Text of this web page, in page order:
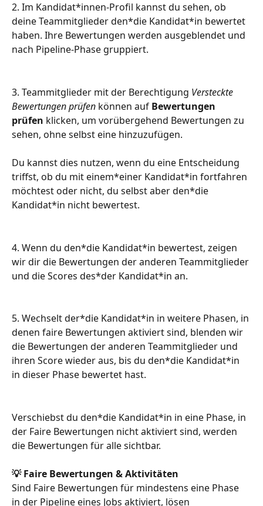
2. Im Kandidat*innen-Profil kannst du sehen, ob
deine Teammitglieder den*die Kandidat*in bewertet
haben. Ihre Bewertungen werden ausgeblendet und
nach Pipeline-Phase gruppiert.
3. Teammitglieder mit der Berechtigung Versteckte
Bewertungen prüfen können auf Bewertungen
prüfen klicken, um vorübergehend Bewertungen zu
sehen, ohne selbst eine hinzuzufügen.
Du kannst dies nutzen, wenn du eine Entscheidung
triffst, ob du mit einem*einer Kandidat*in fortfahren
möchtest oder nicht, du selbst aber den*die
Kandidat*in nicht bewertest.
4. Wenn du den*die Kandidat*in bewertest, zeigen
wir dir die Bewertungen der anderen Teammitglieder
und die Scores des*der Kandidat*in an.
5. Wechselt der*die Kandidat*in in weitere Phasen, in
denen faire Bewertungen aktiviert sind, blenden wir
die Bewertungen der anderen Teammitglieder und
ihren Score wieder aus, bis du den*die Kandidat*in
in dieser Phase bewertet hast.
Verschiebst du den*die Kandidat*in in eine Phase, in
der Faire Bewertungen nicht aktiviert sind, werden
die Bewertungen für alle sichtbar.
💡 Faire Bewertungen & Aktivitäten
Sind Faire Bewertungen für mindestens eine Phase
in der Pipeline eines Jobs aktiviert, lösen